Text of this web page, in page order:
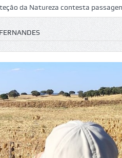
contesta passagem da Volta a